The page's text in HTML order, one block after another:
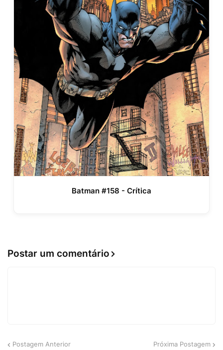
Batman #158 - Crítica
Postar um comentário
Postagem Anterior Próxima Postagem